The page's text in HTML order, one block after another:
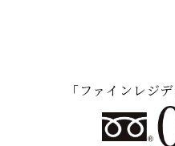
「ファインレジ